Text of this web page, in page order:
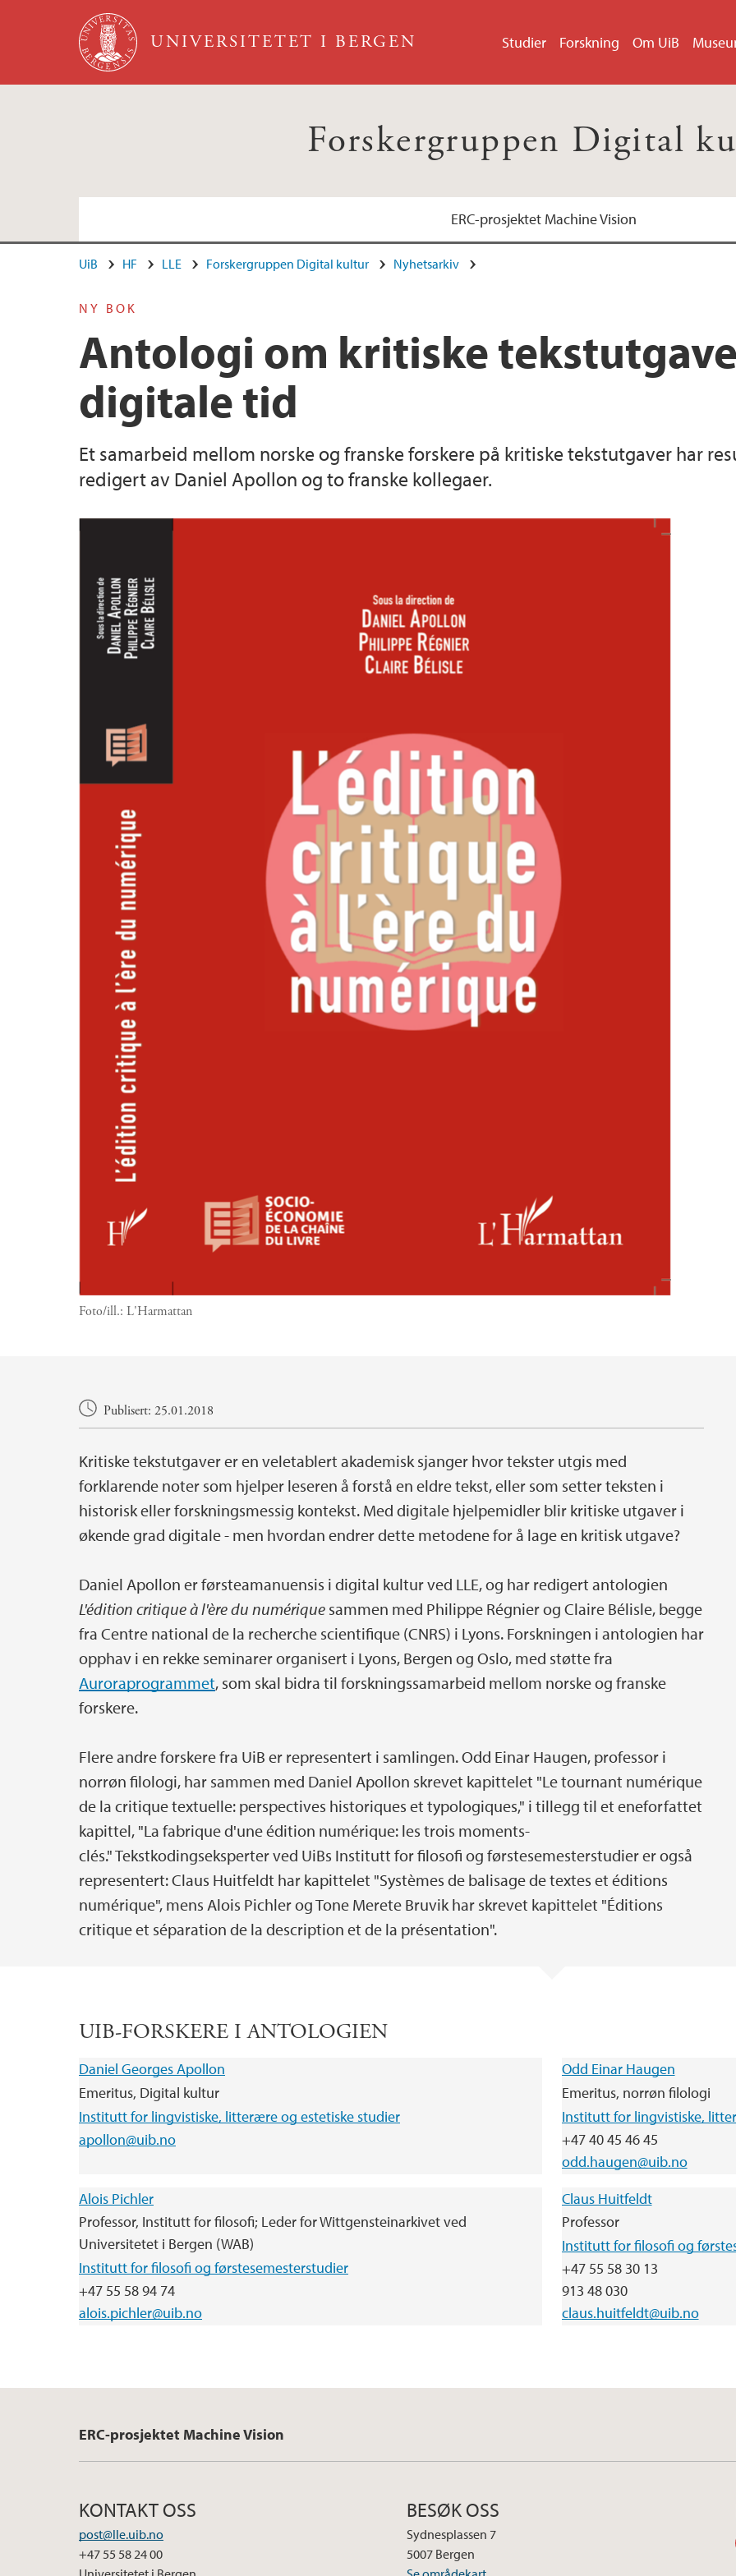
Hopp til hovedinnhold
UNIVERSITETET I BERGEN Studier Forskning Om UiB
Forskergruppen Digital
ERC-prosjektet Machine Vision
UiB HF LLE Forskergruppen Digital kultur Nyhetsarkiv
NY BOK
Antologi om kritiske
digitale tid
Et samarbeid mellom norske og franske forskere på kritiske tekstutgaver har
redigert av Daniel Apollon og to franske kollegaer.
Foto/ill.: L'Harmattan
HovedinnholdPublisert: 25.01.2018
Kritiske tekstutgaver er en veletablert akademisk sjanger hvor tekster utgis med
forklarende noter som hjelper leseren å forstå en eldre tekst, eller som setter teksten i
historisk eller forskningsmessig kontekst. Med digitale hjelpemidler blir kritiske utgaver i
økende grad digitale - men hvordan endrer dette metodene for å lage en kritisk utgave?
Daniel Apollon er førsteamanuensis i digital kultur ved LLE, og har redigert antologien
L'édition critique à l'ère du numérique sammen med Philippe Régnier og Claire Bélisle, begge
fra Centre national de la recherche scientifique (CNRS) i Lyons. Forskningen i antologien har
opphav i en rekke seminarer organisert i Lyons, Bergen og Oslo, med støtte fra
Auroraprogrammet, som skal bidra til forskningssamarbeid mellom norske og franske
forskere.
Flere andre forskere fra UiB er representert i samlingen. Odd Einar Haugen, professor i
norrøn filologi, har sammen med Daniel Apollon skrevet kapittelet "Le tournant numérique
de la critique textuelle: perspectives historiques et typologiques," i tillegg til et eneforfattet
kapittel, "La fabrique d'une édition numérique: les trois moments-
clés." Tekstkodingseksperter ved UiBs Institutt for filosofi og førstesemesterstudier er også
representert: Claus Huitfeldt har kapittelet "Systèmes de balisage de textes et éditions
numérique", mens Alois Pichler og Tone Merete Bruvik har skrevet kapittelet "Éditions
critique et séparation de la description et de la présentation".
UIB-FORSKERE I ANTOLOGIEN
Daniel Georges Apollon
Emeritus, Digital kultur
Institutt for lingvistiske, litterære og estetiske studier
apollon@uib.no
Odd Einar Haugen
Emeritus, norrøn filologi
Institutt for lingvistiske,
+47 40 45 46 45
odd.haugen@uib.no
Alois Pichler
Professor, Institutt for filosofi; Leder for Wittgensteinarkivet ved
Universitetet i Bergen (WAB)
Institutt for filosofi og førstesemesterstudier
+47 55 58 94 74
alois.pichler@uib.no
Claus Huitfeldt
Professor
Institutt for filosofi og
+47 55 58 30 13
913 48 030
claus.huitfeldt@uib.no
ERC-prosjektet Machine Vision
KONTAKT OSS
post@lle.uib.no
+47 55 58 24 00
BESØK OSS
Sydnesplassen 7
5007 Bergen